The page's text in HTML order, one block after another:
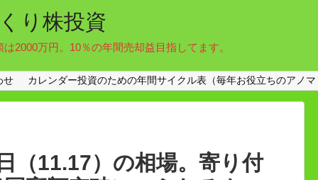
り株投資
2000万円。10％の年間売却益目指してます。
せ カレンダー投資のための年間サイクル表（毎年お役立ちのアノマ
11.17）の相場。寄り付